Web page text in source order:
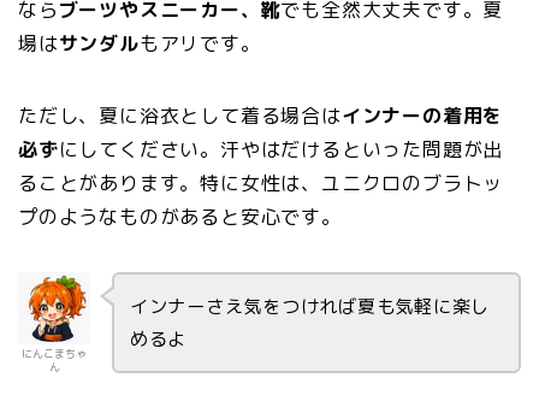
ならブーツやスニーカー、靴でも全然大丈夫です。夏
場はサンダルもアリです。
ただし、夏に浴衣として着る場合はインナーの着用を
必ずにしてください。汗やはだけるといった問題が出
ることがあります。特に女性は、ユニクロのブラトッ
プのようなものがあると安心です。
にんこまちゃ
ん
インナーさえ気をつければ夏も気軽に楽し
めるよ